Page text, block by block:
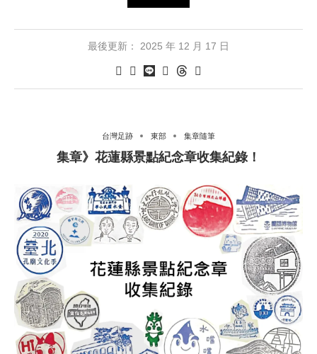
最後更新： 2025 年 12 月 17 日
台灣足跡 東部 集章隨筆
集章》花蓮縣景點紀念章收集紀錄！